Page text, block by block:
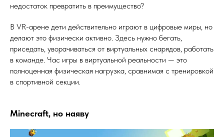
недостаток превратить в преимущество?
В VR-арене дети действительно играют в цифровые миры, но
делают это физически активно. Здесь нужно бегать,
приседать, уворачиваться от виртуальных снарядов, работать
в команде. Час игры в виртуальной реальности — это
полноценная физическая нагрузка, сравнимая с тренировкой
в спортивной секции.
Minecraft, но наяву